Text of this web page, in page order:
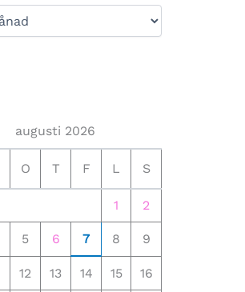
augusti 2026
O T F L S
1 2
5 6 7 8 9
12 13 14 15 16